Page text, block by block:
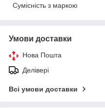
Сумісність з маркою
Умови доставки
Нова Пошта
Делівері
Всі умови доставки